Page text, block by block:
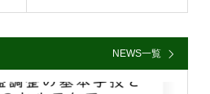
NEWS一覧